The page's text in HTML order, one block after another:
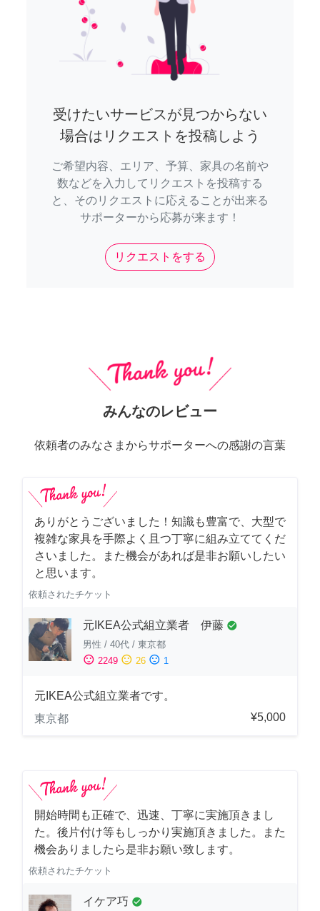
受けたいサービスが見つからない
場合はリクエストを投稿しよう
ご希望内容、エリア、予算、家具の名前や
数などを入力してリクエストを投稿する
と、そのリクエストに応えることが出来る
サポーターから応募が来ます！
リクエストをする
みんなのレビュー
依頼者のみなさまからサポーターへの感謝の言葉
ありがとうございました！知識も豊富で、大型で
複雑な家具を手際よく且つ丁寧に組み立ててくだ
さいました。また機会があれば是非お願いしたい
と思います。
依頼されたチケット
元IKEA公式組立業者 伊藤 check_circle
男性 / 40代 / 東京都
sentiment_satisfied 2249 sentiment_neutral 26 sentiment_dissatisfied 1
元IKEA公式組立業者です。
東京都
¥5,000
開始時間も正確で、迅速、丁寧に実施頂きまし
た。後片付け等もしっかり実施頂きました。また
機会ありましたら是非お願い致します。
依頼されたチケット
イケア巧 check_circle